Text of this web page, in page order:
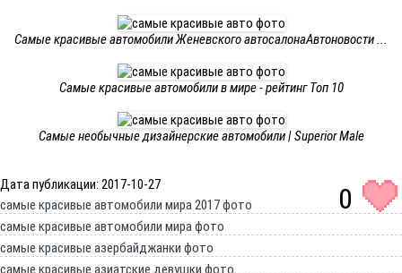
Самые красивые автомобили Женевского автосалонаАвтоновости ...
Самые красивые автомобили в мире - рейтинг Топ 10
Самые необычные дизайнерские автомобили | Superior Male
Дата публикации: 2017-10-27 0
самые красивые автомобили мира 2017 фото
самые красивые автомобили мира фото
самые красивые азербайджанки фото
самые красивые азиатские девушки фото